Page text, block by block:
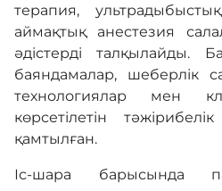
терапия,
аймақтық анестезия
әдістерді талқылайды.
баяндамалар, шеберлік
технологиялар мен
көрсетілетін
қамтылған.
Іс-шара барысында